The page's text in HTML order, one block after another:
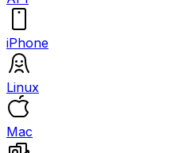
iPhone
Linux
Mac